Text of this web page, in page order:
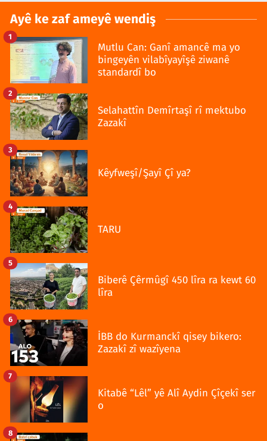
Ayê ke zaf ameyê wendiş
Mutlu Can: Ganî amancê ma yo
bingeyên vilabîyayîşê ziwanê
standardî bo
1
Selahattîn Demîrtaşî rî mektubo
Zazakî
2
Kêyfweşî/Şayî Çî ya?
3
TARU
4
Biberê Çêrmûgî 450 lîra ra kewt 60
lîra
5
İBB do Kurmanckî qisey bikero:
Zazakî zî wazîyena
6
Kitabê “Lêl” yê Alî Aydin Çîçekî ser
o
7
8